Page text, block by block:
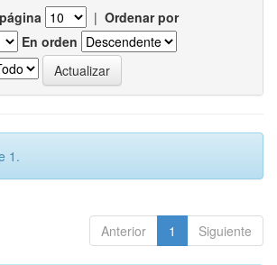
| Ordenar por
En orden
1.
Anterior 1 Siguiente